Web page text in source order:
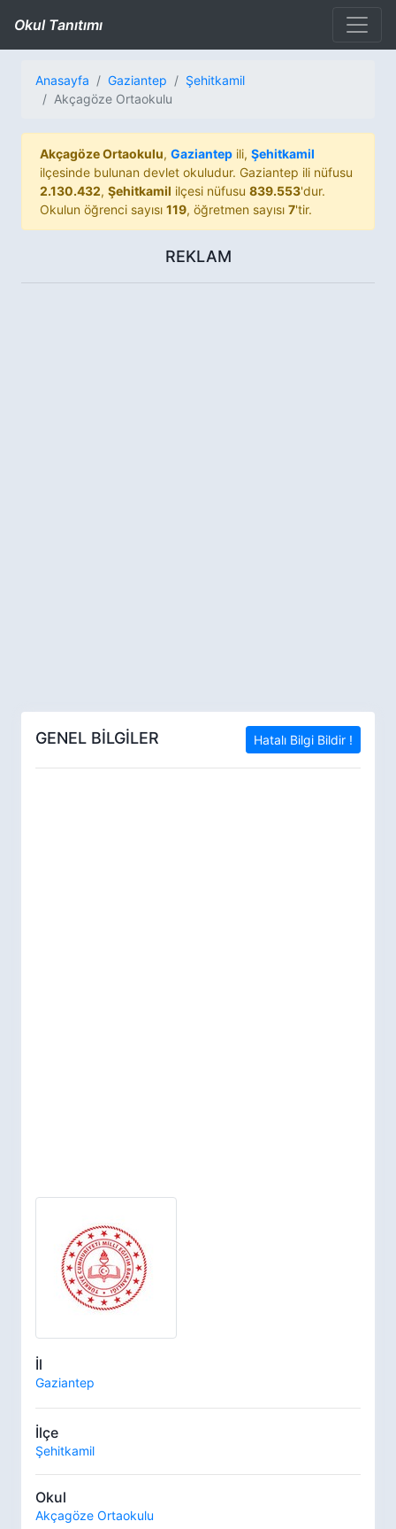
Okul Tanıtımı
Anasayfa Gaziantep
Şehitkamil
Akçagöze Ortaokulu
Akçagöze Ortaokulu, Gaziantep ili, Şehitkamil
ilçesinde bulunan devlet okuludur. Gaziantep ili nüfusu
2.130.432, Şehitkamil ilçesi nüfusu 839.553'dur.
Okulun öğrenci sayısı 119, öğretmen sayısı 7'tir.
REKLAM
GENEL BİLGİLER Hatalı Bilgi Bildir !
İl
Gaziantep
İlçe
Şehitkamil
Okul
Akçagöze Ortaokulu